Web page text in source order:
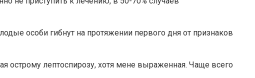
особи гибнут на протяжении первого дня от признаков
острому лептоспирозу, хотя мене выраженная. Чаще всего